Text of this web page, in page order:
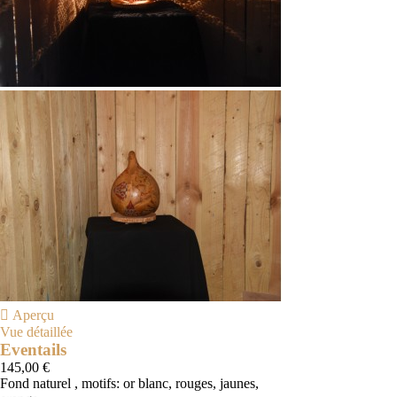
 Aperçu
Vue détaillée
Eventails
145,00 €
Fond naturel , motifs: or blanc, rouges, jaunes,